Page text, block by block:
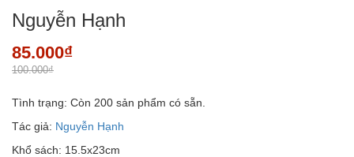
Nguyễn Hạnh
85.000₫
100.000₫
Tình trạng: Còn 200 sản phẩm có sẵn.
Tác giả: Nguyễn Hạnh
Khổ sách: 15.5x23cm